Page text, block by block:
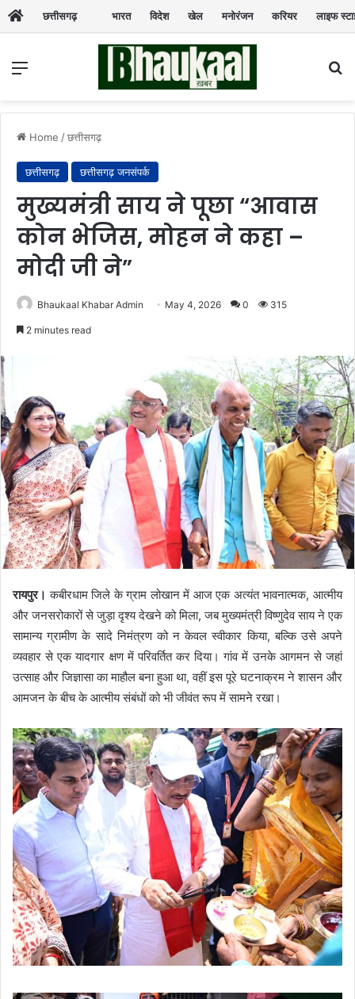
छत्तीसगढ़ भारत विदेश खेल मनोरंजन करियर लाइफ
Menu
Home /छत्तीसगढ़
छत्तीसगढ़ छत्तीसगढ़ जनसंपर्क
मुख्यमंत्री साय ने पूछा “आवास
कोन भेजिस, मोहन ने कहा –
मोदी जी ने”
Bhaukaal Khabar Admin May 4, 2026 0 315
2 minutes read
रायपुर। कबीरधाम जिले के ग्राम लोखान में आज एक अत्यंत भावनात्मक, आत्मीय
और जनसरोकारों से जुड़ा दृश्य देखने को मिला, जब मुख्यमंत्री विष्णुदेव साय ने एक
सामान्य ग्रामीण के सादे निमंत्रण को न केवल स्वीकार किया, बल्कि उसे अपने
व्यवहार से एक यादगार क्षण में परिवर्तित कर दिया। गांव में उनके आगमन से जहां
उत्साह और जिज्ञासा का माहौल बना हुआ था, वहीं इस पूरे घटनाक्रम ने शासन और
आमजन के बीच के आत्मीय संबंधों को भी जीवंत रूप में सामने रखा।